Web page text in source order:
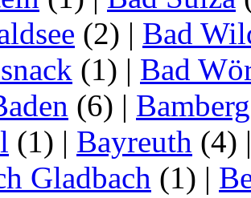
(2) | Bad
(1) | Bad
(6) | Bamberg
(1) | Bayreuth (4)
Gladbach (1) |